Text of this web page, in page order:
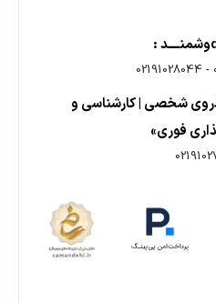
-
02191028044
شخصی | کارشناسی و
فوری»